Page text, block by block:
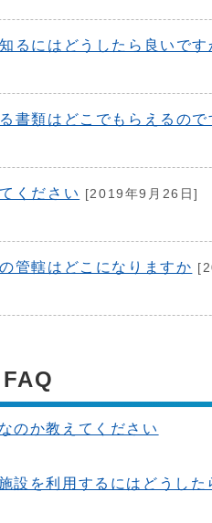
るにはどうしたら良いです
書類はどこでもらえるので
ください [2019年9月26日]
管轄はどこになりますか
のか教えてください
設を利用するにはどうした